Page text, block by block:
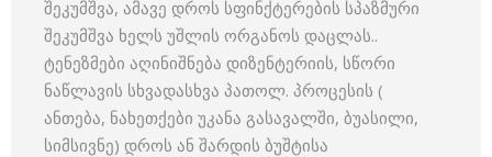
შეკუმშვა, ამავე დროს სფინქტერების სპაზმური
შეკუმშვა ხელს უშლის ორგანოს დაცლას..
ტენეზმები აღინიშნება დიზენტერიის, სწორი
ნაწლავის სხვადასხვა პათოლ. პროცესის (
ანთება, ნახეთქები უკანა გასავალში, ბუასილი,
სიმსივნე) დროს ან შარდის ბუშტისა